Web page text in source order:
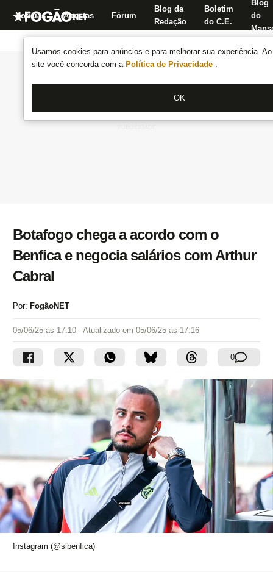
Usamos cookies para anúncios e para melhorar sua experiência.
site você concorda com a Política de Privacidade .
OK
Notícias Apostas Fórum
Blog da
Redação
Boletim
do C.E.
Blog
do
Botafogo chega a acordo com o
Benfica e negocia salários com Arthur
Cabral
Por: FogãoNET
05/06/25 às 17:10 - Atualizado em 05/06/25 às 17:16
0
Instagram (@slbenfica)